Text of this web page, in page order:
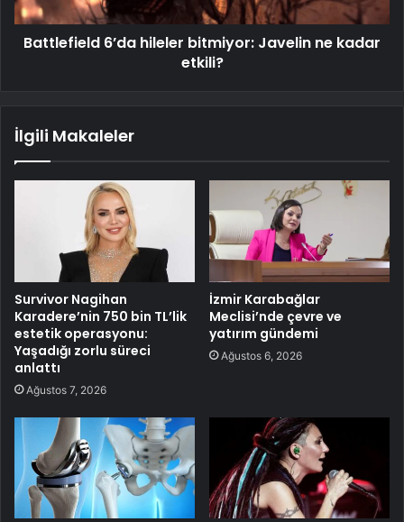
Battlefield 6’da hileler bitmiyor: Javelin ne kadar
etkili?
İlgili Makaleler
Survivor Nagihan
Karadere’nin 750 bin TL’lik
estetik operasyonu:
Yaşadığı zorlu süreci
anlattı
Ağustos 7, 2026
İzmir Karabağlar
Meclisi’nde çevre ve
yatırım gündemi
Ağustos 6, 2026